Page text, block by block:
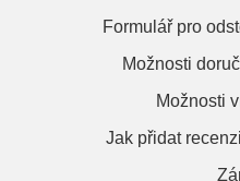
Formulář pro
Možnosti
Možnosti
Jak přidat